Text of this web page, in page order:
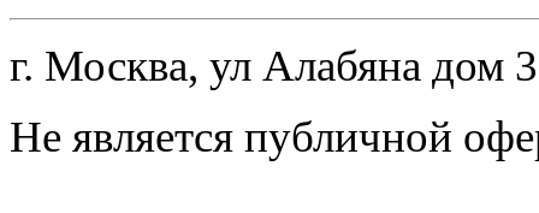
г. Москва, ул Алабяна дом
Не является публичной